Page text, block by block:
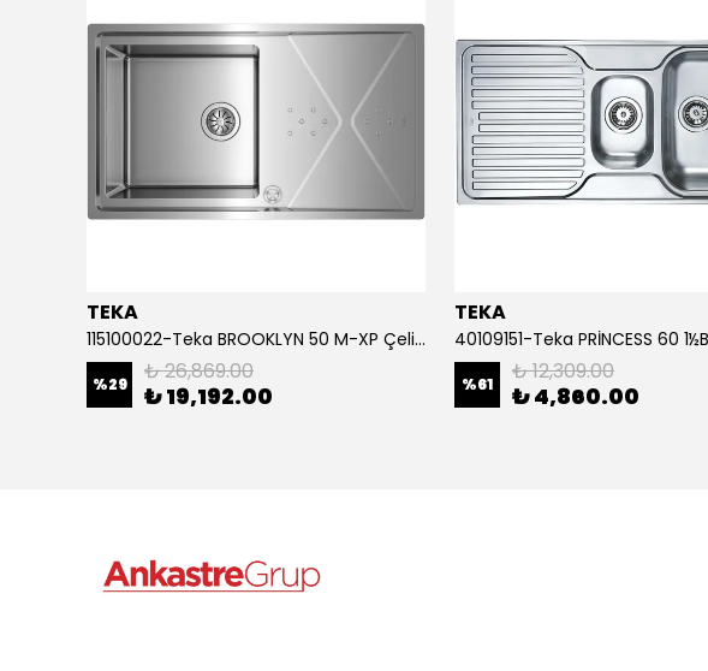
TEKA
115100022-Teka BROOKLYN 50 M-XP Çelik Eviye
%29 ₺ 26,869.00
₺ 19,192.00
TEKA
%61 ₺ 12,309.00
₺ 4,860.00